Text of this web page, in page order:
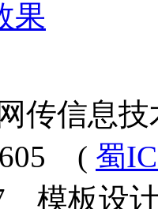
果
传信息
( 蜀
模板设